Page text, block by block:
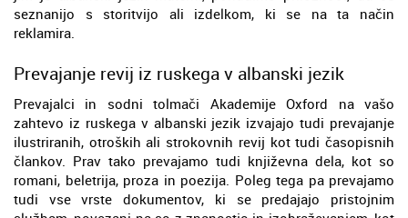
seznanijo s storitvijo ali izdelkom, ki se na ta način
reklamira.
Prevajanje revij iz ruskega v albanski jezik
Prevajalci in sodni tolmači Akademije Oxford na vašo
zahtevo iz ruskega v albanski jezik izvajajo tudi prevajanje
ilustriranih, otroških ali strokovnih revij kot tudi časopisnih
člankov. Prav tako prevajamo tudi književna dela, kot so
romani, beletrija, proza in poezija. Poleg tega pa prevajamo
tudi vse vrste dokumentov, ki se predajajo pristojnim